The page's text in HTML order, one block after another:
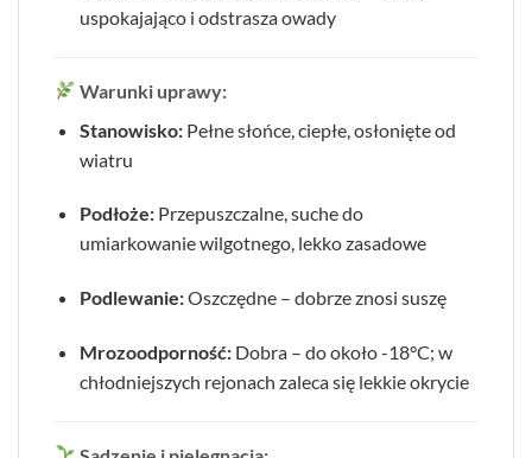
uspokajająco i odstrasza owady
Warunki uprawy:
Stanowisko:Pełne słońce, ciepłe, osłonięte od
wiatru
Podłoże:Przepuszczalne, suche do
umiarkowanie wilgotnego, lekko zasadowe
Podlewanie:Oszczędne – dobrze znosi suszę
Mrozoodporność:Dobra – do około -18°C; w
chłodniejszych rejonach zaleca się lekkie okrycie